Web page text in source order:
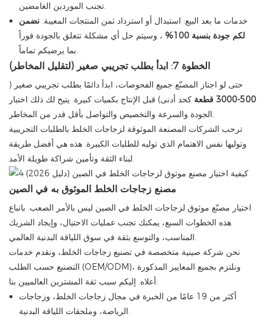
تجنب الموردين الغامضين.
خدمات ما بعد البيع: استبدال أو استرداد ثمن المنتجات المعيبة.نضمن
لكم جودة بنسبة 100%
، وسيتم حل أي مشكلة تتعلق بالجودة فوراً
بما يرضيكم تماماً.
الخطوة 7: ابدأ بطلب تجريبي صغير (لتقليل المخاطر)
حتى لو اجتاز المصنّع جميع الفحوصات، ابدأ دائمًا بطلب تجريبي صغير (
500-3000 قطعة
كحد أدنى) قبل الإنتاج بكميات كبيرة. يتيح لك ذلك اختبار
الجودة والسرعة والتخصيص والتواصل بأقل قدر من المخاطر.
ترحب الشركات المصنعة الموثوقة لزجاجات الخلط بالطلبات التجريبية
وتوليها نفس الاهتمام الذي توليه للطلبات الكبيرة. هذه هي أفضل طريقة
لبناء الثقة وتأمين شراكة طويلة الأمد.
مصنع زجاجات الخلط الموثوق به في الصين
اختيار مصنّع موثوق لزجاجات الخلط في الصين ليس بالأمر الصعب. باتباع
هذه الخطوات السبع، يمكنك تجنب عمليات الاحتيال، وإيجاد الشريك
المناسب، والتوسع بثقة في سوق اللياقة البدنية العالمي.
نحن شركة صينية متخصصة في تصنيع زجاجات الخلط، ونقدم خدمات
التصنيع حسب الطلب (OEM/ODM)، ونلتزم بجميع المعايير المذكورة
أعلاه. إليكم سبب ثقة المشترين العالميين بنا:
أكثر من 19 عامًا من الخبرة في مجال زجاجات الخلط، وزجاجات
الرياضة، وملحقات اللياقة البدنية.